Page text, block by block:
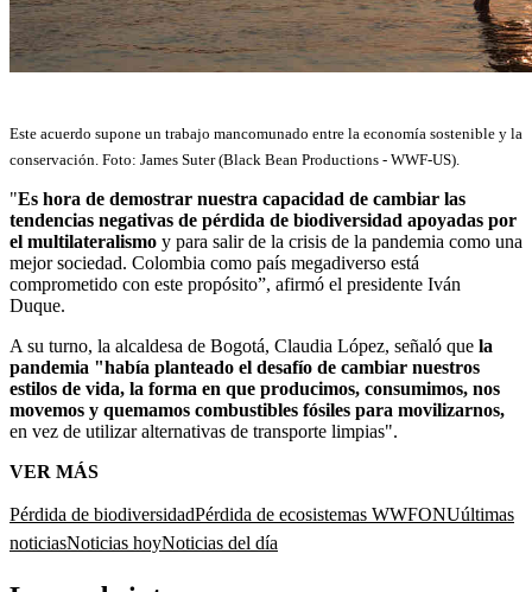
Este acuerdo supone un trabajo mancomunado entre la economía sostenible y la
conservación. Foto: James Suter (Black Bean Productions - WWF-US).
"Es hora de demostrar nuestra capacidad de cambiar las
tendencias negativas de pérdida de biodiversidad apoyadas por
el multilateralismo y para salir de la crisis de la pandemia como una
mejor sociedad. Colombia como país megadiverso está
comprometido con este propósito”, afirmó el presidente Iván
Duque.
A su turno, la alcaldesa de Bogotá, Claudia López, señaló que la
pandemia "había planteado el desafío de cambiar nuestros
estilos de vida, la forma en que producimos, consumimos, nos
movemos y quemamos combustibles fósiles para movilizarnos,
en vez de utilizar alternativas de transporte limpias".
VER MÁS
Pérdida de biodiversidadPérdida de ecosistemas WWFONUúltimas
noticiasNoticias hoyNoticias del día